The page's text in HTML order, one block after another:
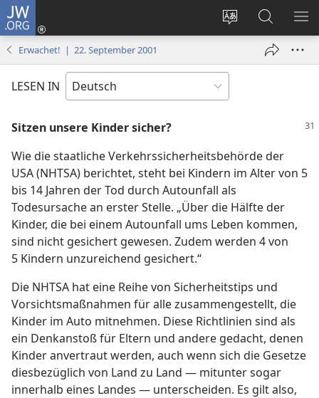
JW.ORG
Websitesprache
ändern
Anmelden
(öffnet
Suche
Erwachet! | 22. September 2001
LESEN IN
Sitzen unsere Kinder sicher?
Wie die staatliche Verkehrssicherheitsbehörde der
USA (NHTSA) berichtet, steht bei Kindern im Alter von 5
bis 14 Jahren der Tod durch Autounfall als
Todesursache an erster Stelle. „Über die Hälfte der
Kinder, die bei einem Autounfall ums Leben kommen,
sind nicht gesichert gewesen. Zudem werden 4 von
5 Kindern unzureichend gesichert.“
Die NHTSA hat eine Reihe von Sicherheitstips und
Vorsichtsmaßnahmen für alle zusammengestellt, die
Kinder im Auto mitnehmen. Diese Richtlinien sind als
ein Denkanstoß für Eltern und andere gedacht, denen
Kinder anvertraut werden, auch wenn sich die Gesetze
diesbezüglich von Land zu Land — mitunter sogar
innerhalb eines Landes — unterscheiden. Es gilt also,